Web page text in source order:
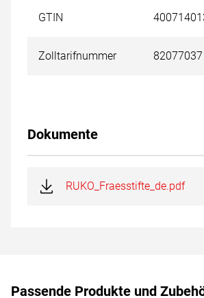
GTIN
Zolltarifnummer 82077037
Dokumente
RUKO_Fraesstifte_de.pdf
Passende Produkte und